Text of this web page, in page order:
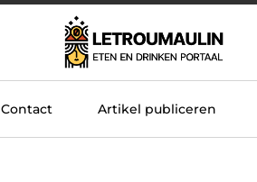
Contact Artikel publiceren